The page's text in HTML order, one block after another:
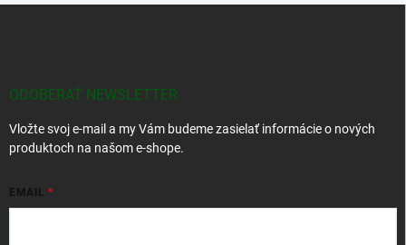
ODOBERAŤ NEWSLETTER
Vložte svoj e-mail a my Vám budeme zasielať informácie o nových
produktoch na našom e-shope.
EMAIL